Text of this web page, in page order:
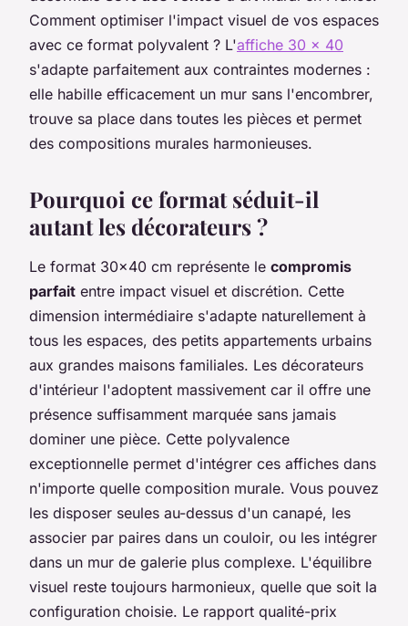
Comment optimiser l'impact visuel de vos espaces
avec ce format polyvalent ? L'affiche 30 x 40
s'adapte parfaitement aux contraintes modernes :
elle habille efficacement un mur sans l'encombrer,
trouve sa place dans toutes les pièces et permet
des compositions murales harmonieuses.
Pourquoi ce format séduit-il
autant les décorateurs ?
Le format 30x40 cm représente le compromis
parfait entre impact visuel et discrétion. Cette
dimension intermédiaire s'adapte naturellement à
tous les espaces, des petits appartements urbains
aux grandes maisons familiales. Les décorateurs
d'intérieur l'adoptent massivement car il offre une
présence suffisamment marquée sans jamais
dominer une pièce. Cette polyvalence
exceptionnelle permet d'intégrer ces affiches dans
n'importe quelle composition murale. Vous pouvez
les disposer seules au-dessus d'un canapé, les
associer par paires dans un couloir, ou les intégrer
dans un mur de galerie plus complexe. L'équilibre
visuel reste toujours harmonieux, quelle que soit la
configuration choisie. Le rapport qualité-prix